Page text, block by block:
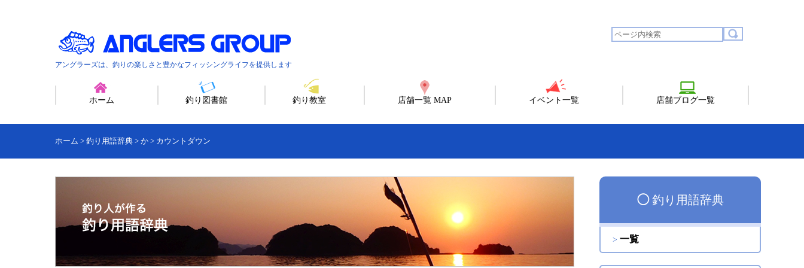
アングラーズは、釣りの楽しさと豊かなフィッシングライフを提供します
ホーム 釣り図書館 釣り教室 店舗一覧 MAP イベント一覧 店舗ブログ一覧
ホーム > 釣り用語辞典 > か > カウントダウン
◯釣り用語辞典
一覧